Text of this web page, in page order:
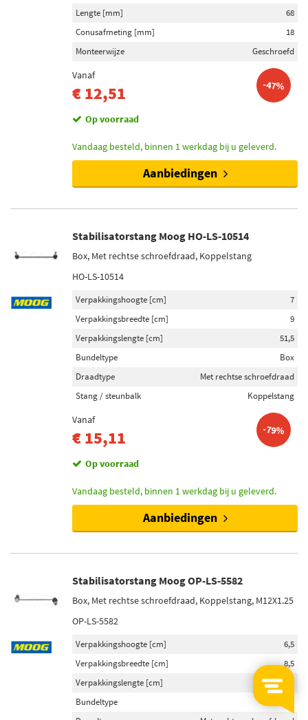
Lengte [mm]
68
Conusafmeting [mm]
18
Monteerwijze
Geschroefd
Vanaf
€ 12,51 -47%
Op voorraad
Vandaag besteld, binnen 1 werkdag bij u geleverd.
Aanbiedingen
Stabilisatorstang Moog HO-LS-10514
Box, Met rechtse schroefdraad, Koppelstang
HO-LS-10514
Verpakkingshoogte [cm]
7
Verpakkingsbreedte [cm]
9
Verpakkingslengte [cm]
51,5
Bundeltype
Box
Draadtype
Met rechtse schroefdraad
Stang / steunbalk
Koppelstang
Vanaf
€ 15,11 -79%
Op voorraad
Vandaag besteld, binnen 1 werkdag bij u geleverd.
Aanbiedingen
Stabilisatorstang Moog OP-LS-5582
Box, Met rechtse schroefdraad, Koppelstang, M12X1.25
OP-LS-5582
Verpakkingshoogte [cm]
6,5
Verpakkingsbreedte [cm]
8,5
Verpakkingslengte [cm]
34,5
Bundeltype